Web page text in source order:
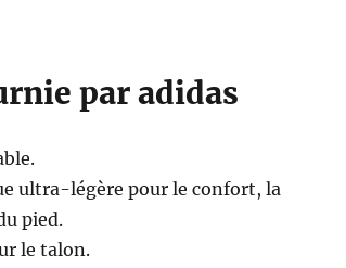
par adidas
ultra-légère pour le confort, la
pied.
le talon.